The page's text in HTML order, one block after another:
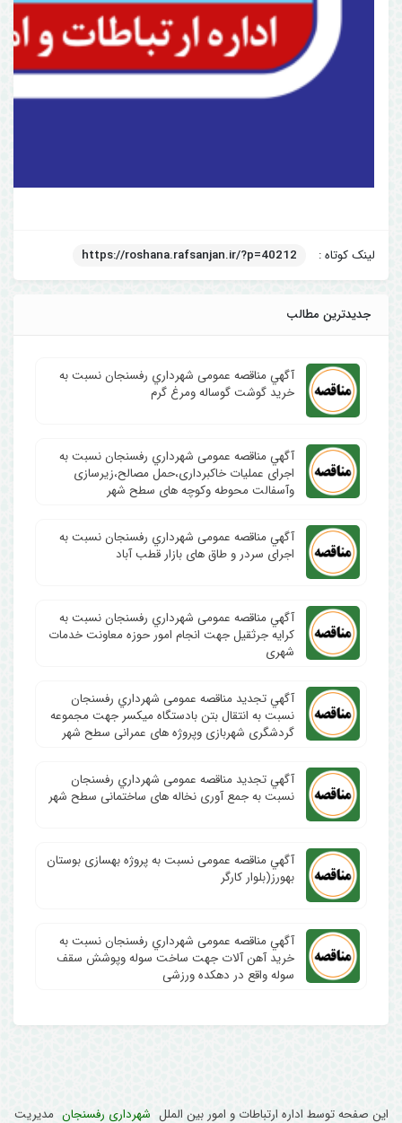
لینک کوتاه : https://roshana.rafsanjan.ir/?p=40212
جدیدترین مطالب
آگهي مناقصه عمومی شهرداري رفسنجان نسبت به
خرید گوشت گوساله ومرغ گرم
آگهي مناقصه عمومی شهرداري رفسنجان نسبت به
اجرای عملیات خاکبرداری،حمل مصالح،زیرسازی
وآسفالت محوطه وکوچه های سطح شهر
آگهي مناقصه عمومی شهرداري رفسنجان نسبت به
اجرای سردر و طاق های بازار قطب آباد
آگهي مناقصه عمومی شهرداري رفسنجان نسبت به
کرایه جرثقیل جهت انجام امور حوزه معاونت خدمات
شهری
آگهي تجدید مناقصه عمومی شهرداري رفسنجان
نسبت به انتقال بتن بادستگاه میکسر جهت مجموعه
گردشگری شهربازی وپروژه های عمرانی سطح شهر
آگهي تجدید مناقصه عمومی شهرداري رفسنجان
نسبت به جمع آوری نخاله های ساختمانی سطح شهر
آگهي مناقصه عمومی نسبت به پروژه بهسازی بوستان
بهورز(بلوار کارگر
آگهي مناقصه عمومی شهرداري رفسنجان نسبت به
خرید آهن آلات جهت ساخت سوله وپوشش سقف
سوله واقع در دهکده ورزشی
این صفحه توسط اداره ارتباطات و امور بین الملل شهرداری رفسنجان مدیریت